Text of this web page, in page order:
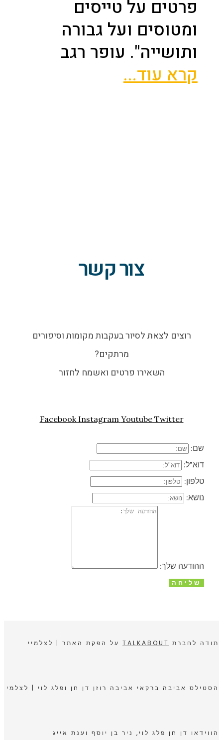
פרטים על טייסים
ומטוסים ועל גבורה
ותושייה". עופר רגב
קרא עוד...
צור קשר
רוצים לצאת לסיור בעקבות מקומות וסיפורים
מרתקים?
השאירו פרטים ואשמח לחזור
Facebook Instagram Youtube Twitter
שם:
דוא"ל:
טלפון:
נושא:
ההודעה שלך:
שליחה
תודה לחברת TALKABOUTעל הפקת האתר | לצלמיי
הסטילס אביבה ברקאי אביבה רוזן דן חן ופלג לוי | לצלמי
הווידאו דן חן פלג לוי, ניר בן יוסף וענת אייג